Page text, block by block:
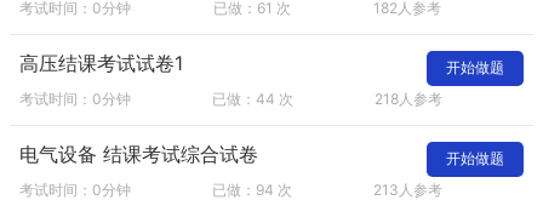
考试时间：0分钟 已做：61 次 182人参考
高压结课考试试卷1
考试时间：0分钟 已做：44 次 218人参考
开始做题
电气设备 结课考试综合试卷
考试时间：0分钟 已做：94 次 213人参考
开始做题